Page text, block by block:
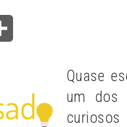
Quase
um dos